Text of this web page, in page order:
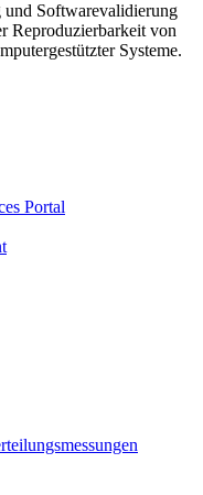
und Softwarevalidierung
Reproduzierbarkeit von
Systeme.
Portal